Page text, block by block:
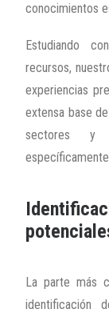
conocimientos
Estudiando
recursos,
experiencias
extensa base
sectores y
La parte más
identificación